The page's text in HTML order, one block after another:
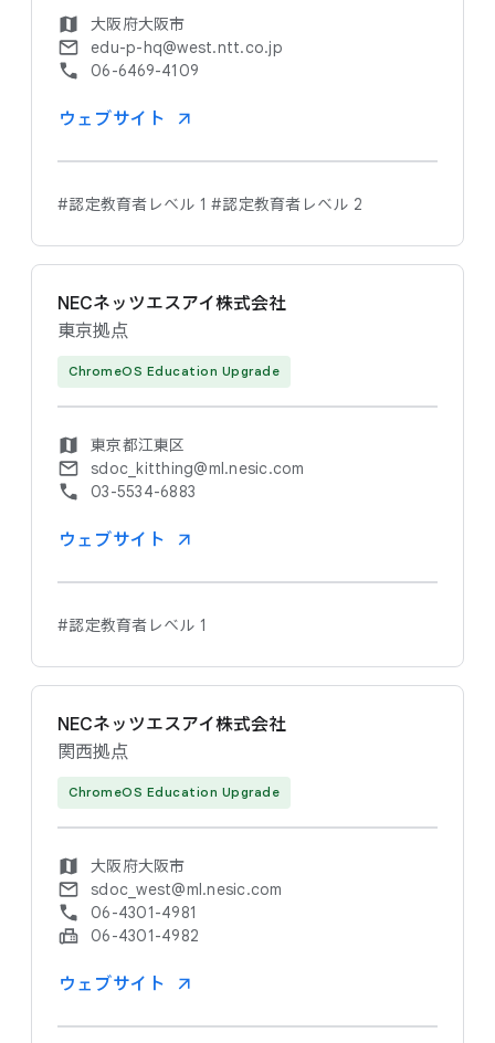
大阪府大阪市
edu-p-hq@west.ntt.co.jp
06-6469-4109
ウェブサイト
#認定教育者レベル 1 #認定教育者レベル 2
NECネッツエスアイ株式会社
東京拠点
ChromeOS Education Upgrade
東京都江東区
sdoc_kitthing@ml.nesic.com
03-5534-6883
ウェブサイト
#認定教育者レベル 1
NECネッツエスアイ株式会社
関西拠点
ChromeOS Education Upgrade
大阪府大阪市
sdoc_west@ml.nesic.com
06-4301-4981
06-4301-4982
ウェブサイト